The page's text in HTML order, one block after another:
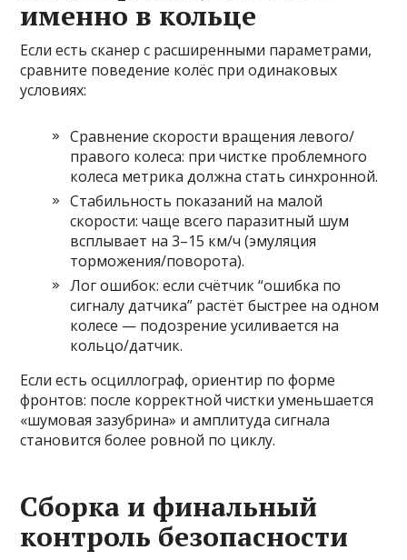
именно в кольце
Если есть сканер с расширенными параметрами,
сравните поведение колёс при одинаковых
условиях:
Сравнение скорости вращения левого/
правого колеса: при чистке проблемного
колеса метрика должна стать синхронной.
Стабильность показаний на малой
скорости: чаще всего паразитный шум
всплывает на 3–15 км/ч (эмуляция
торможения/поворота).
Лог ошибок: если счётчик “ошибка по
сигналу датчика” растёт быстрее на одном
колесе — подозрение усиливается на
кольцо/датчик.
Если есть осциллограф, ориентир по форме
фронтов: после корректной чистки уменьшается
«шумовая зазубрина» и амплитуда сигнала
становится более ровной по циклу.
Сборка и финальный
контроль безопасности